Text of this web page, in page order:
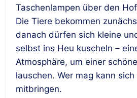
Taschenlampen über den
Die Tiere bekommen
danach dürfen sich kleine
selbst ins Heu kuscheln –
Atmosphäre, um einer
lauschen. Wer mag kann
mitbringen.